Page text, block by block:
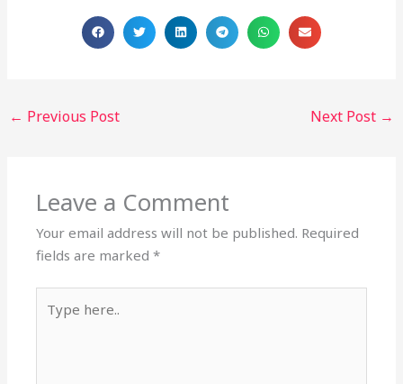
← Previous Post Next Post →
Leave a Comment
Your email address will not be published. Required
fields are marked*
here..